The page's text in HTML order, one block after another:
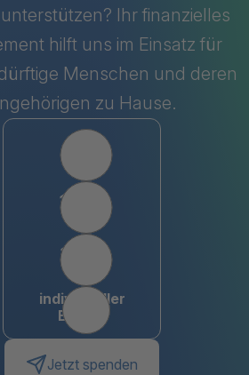
Ihr finanzielles
hilft uns im Einsatz für
Menschen und deren
zu Hause.
Wählen Sie einen Betrag
50
100
150
individueller
Betrag
Jetzt spenden